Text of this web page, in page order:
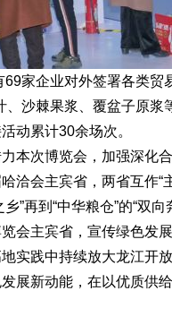
企业对外签署各类贸
、沙棘果浆、覆盆子原浆
动累计30余场次。
次博览会，加强深化合
洽会主宾省，两省互作“
”再到“中华粮仓”的“双向
主宾省，宣传绿色发展
实践中持续放大龙江开
展新动能，在以优质供